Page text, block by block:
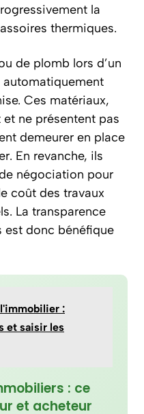
la
thermiques.
de plomb lors d’un
Ces matériaux,
ne présentent pas
demeurer en place
En revanche, ils
négociation pour
coût des travaux
La transparence
est donc bénéfique
:
et saisir les
: ce
et acheteur